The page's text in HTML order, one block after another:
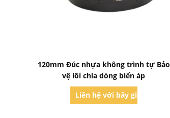
120mm Đúc nhựa không trình tự Bảo
vệ lõi chia dòng biến áp
Liên hệ với bây giờ